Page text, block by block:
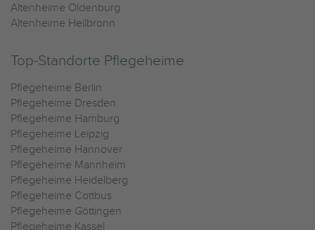
Altenheime Oldenburg
Altenheime Heilbronn
Top-Standorte Pflegeheime
Pflegeheime Berlin
Pflegeheime Dresden
Pflegeheime Hamburg
Pflegeheime Leipzig
Pflegeheime Hannover
Pflegeheime Mannheim
Pflegeheime Heidelberg
Pflegeheime Cottbus
Pflegeheime Göttingen
Pflegeheime Kassel